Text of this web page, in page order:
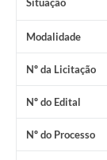
Modalidade
Nº da Licitação
Nº do Edital
Nº do Processo